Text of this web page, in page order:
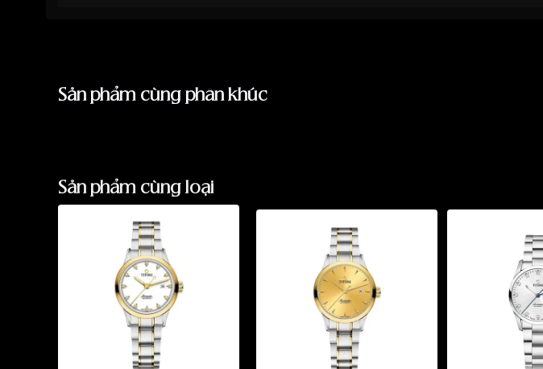
Dưới ánh sáng: tán sắc xanh tươi, có chiều sâu
Bắt sáng tốt, bền theo thời gian
Tăng độ sang trọng nhưng
👉 Vừa là đồng hồ, vừa là
trang sức tinh tế cho doanh nhân
Dây thép 5 mối nối 316L – Êm tay, đeo cả ngày không mỏi
Titoni trang bị dây
thay vì dây Oyster 3 mắt:
Ôm tay tốt hơn
Không hở hai bên càng
Sản phẩm cùng phân khúc
Sản phẩm cùng loại